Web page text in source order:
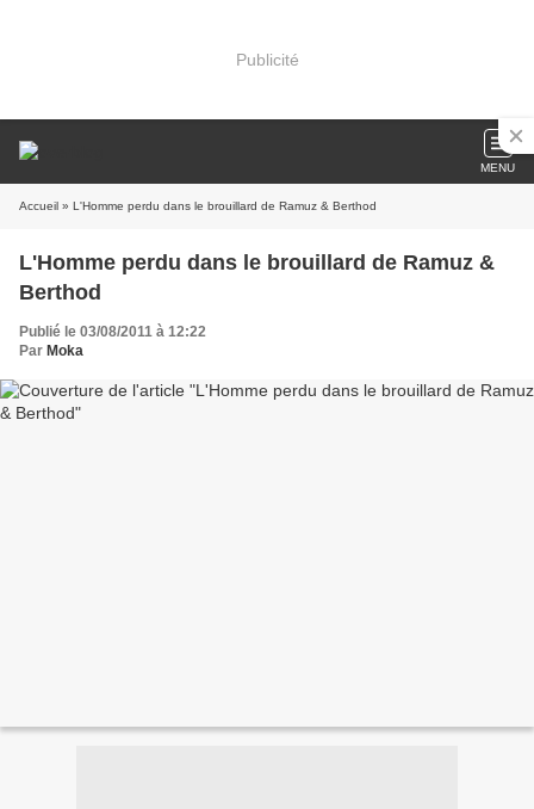
Publicité
MENU
Accueil » L'Homme perdu dans le brouillard de Ramuz & Berthod
L'Homme perdu dans le brouillard de Ramuz &
Berthod
Publié le 03/08/2011 à 12:22
Par Moka